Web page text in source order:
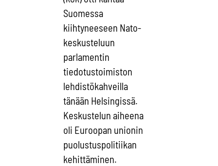
Suomessa
kiihtyneeseen Nato-
keskusteluun
parlamentin
tiedotustoimiston
lehdistökahveilla
tänään Helsingissä.
Keskustelun aiheena
oli Euroopan unionin
puolustuspolitiikan
kehittäminen.